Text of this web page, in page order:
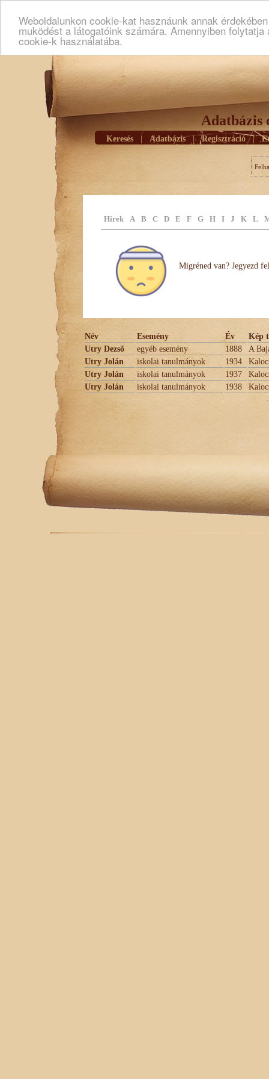
Weboldalunkon cookie-kat hasznáunk annak
muködést a látogatóink számára. Amennyiben
cookie-k használatába.
Adatbázis
Keresés Adatbázis | Regisztráció |
Hírek A B C D E F G H I J K L
Migréned van? Jegyezd
Név Esemény Év
Kép
Utry Dezsõ
egyéb esemény 1888
A
Utry Jolán
iskolai tanulmányok 1934
Utry Jolán
iskolai tanulmányok 1937
Utry Jolán
iskolai tanulmányok 1938